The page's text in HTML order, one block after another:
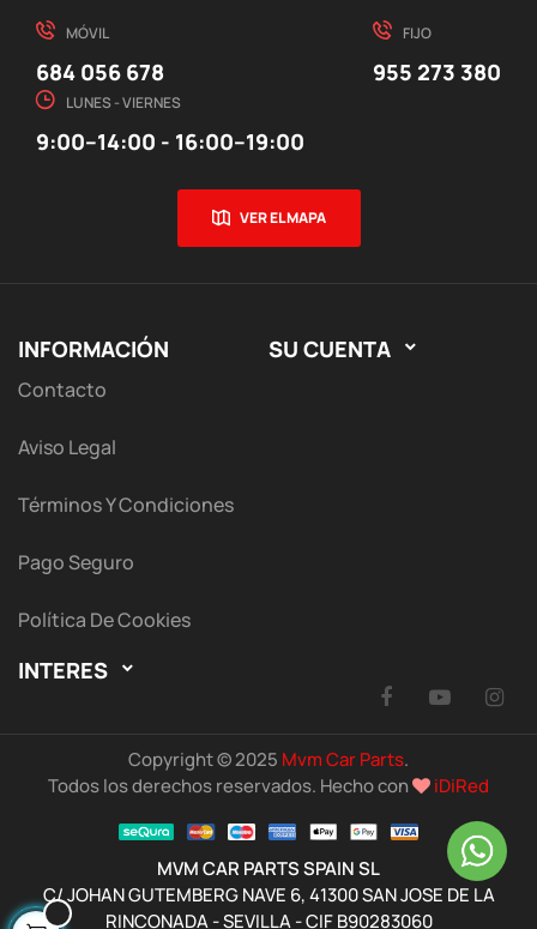
MÓVIL
684 056 678
FIJO
955 273 380
LUNES - VIERNES
9:00–14:00 - 16:00–19:00
VER EL MAPA
INFORMACIÓN
Contacto
Aviso Legal
Términos Y Condiciones
Pago Seguro
Política De Cookies
SU CUENTA 
INTERES 
Facebook
Copyright © 2025 Mvm Car Parts.
Todos los derechos reservados. Hecho con
iDiRed
MVM CAR PARTS SPAIN SL
C/ JOHAN GUTEMBERG NAVE 6, 41300 SAN JOSE DE LA
RINCONADA - SEVILLA - CIF B90283060